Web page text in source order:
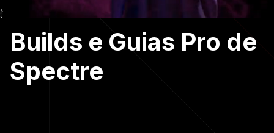
Builds e Guias Pro de
Spectre